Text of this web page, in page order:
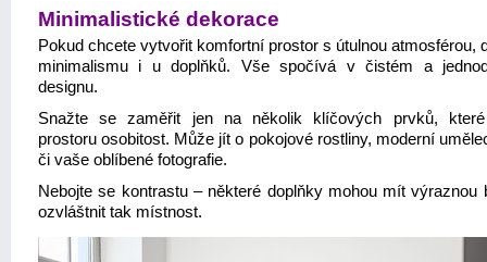
Minimalistické dekorace
Pokud chcete vytvořit komfortní prostor s útulnou atmosférou,
minimalismu i u doplňků. Vše spočívá v čistém a
designu.
Snažte se zaměřit jen na několik klíčových prvků,
prostoru osobitost. Může jít o pokojové rostliny, moderní
či vaše oblíbené fotografie.
Nebojte se kontrastu – některé doplňky mohou mít výraznou
ozvláštnit tak místnost.